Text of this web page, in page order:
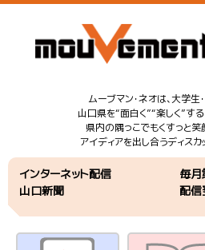
ムーブマン・ネオは、大学生
山口県を“面白く”“楽しく”す
県内の隅っこでもくすっと
アイディアを出し合うディスカ
インターネット配信
毎
山口新聞
配信